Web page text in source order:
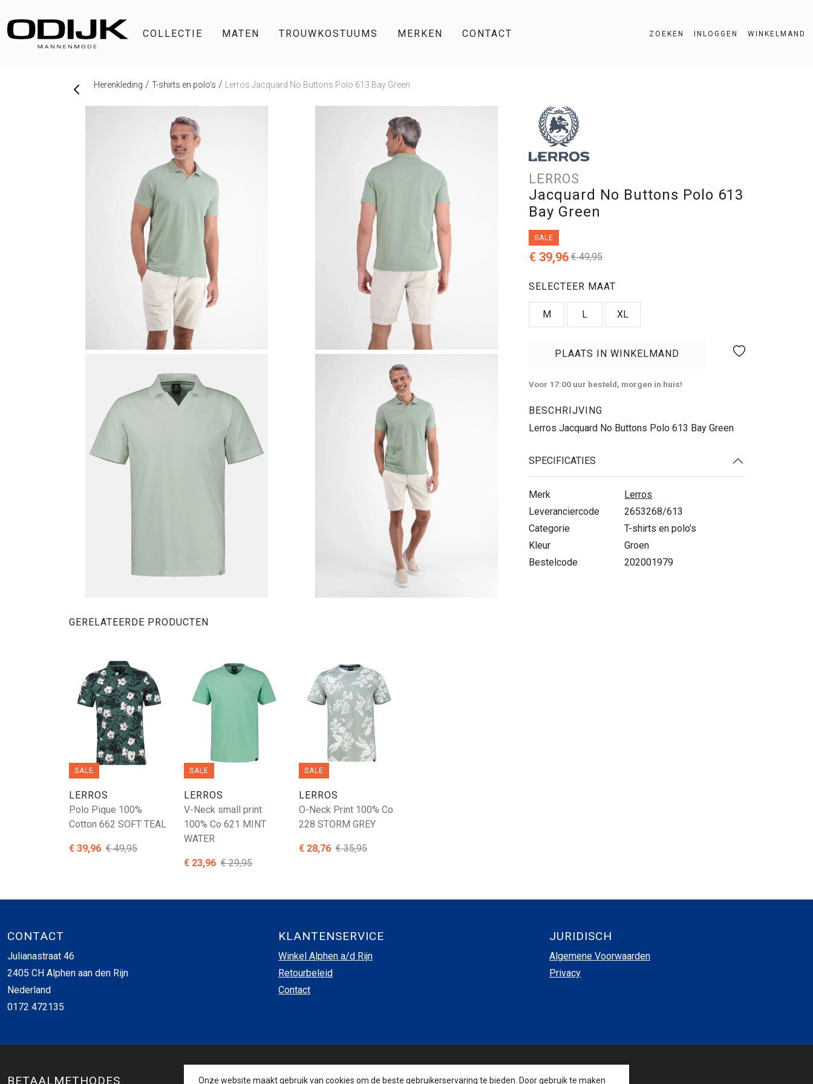
COLLECTIE MATEN TROUWKOSTUUMS MERKEN CONTACT ZOEKEN INLOGGEN WINKELMAND
Herenkleding T-shirts en polo's Lerros Jacquard No Buttons Polo 613 Bay Green
LERROS
Jacquard No Buttons Polo 613
Bay Green
SALE
€ 49,95
€ 39,96
SELECTEER MAAT
M L XL
PLAATS IN WINKELMAND
Voor 17:00 uur besteld, morgen in huis!
BESCHRIJVING
Lerros Jacquard No Buttons Polo 613 Bay Green
SPECIFICATIES
Merk
Lerros
Leveranciercode
2653268/613
Categorie
T-shirts en polo's
Kleur
Groen
Bestelcode
202001979
GERELATEERDE PRODUCTEN
SALE
LERROS
Polo Pique 100%
Cotton 662 SOFT TEAL
€ 39,96 € 49,95
SALE
LERROS
V-Neck small print
100% Co 621 MINT
WATER
€ 23,96 € 29,95
SALE
LERROS
O-Neck Print 100% Co
228 STORM GREY
€ 28,76 € 35,95
CONTACT
Julianastraat 46
2405 CH Alphen aan den Rijn
Nederland
0172 472135
KLANTENSERVICE
Winkel Alphen a/d Rijn
Retourbeleid
Contact
JURIDISCH
Algemene Voorwaarden
Privacy
BETAALMETHODES INSCHRIJVEN NIEUWSBRIEF VOLG ONS
Onze website maakt gebruik van cookies om de beste gebruikerservaring te bieden. Door gebruik te maken